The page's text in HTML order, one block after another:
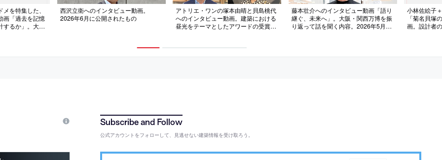
を特集した、
画「過去を記憶
するか」。大
西沢立衛へのインタビュー動画。
2026年6月に公開されたもの
アトリエ・ワンの塚本由晴と貝島桃代
へのインタビュー動画。建築における
昼光をテーマとしたアワードの受賞記
藤本壮介へのインタビュー動画「語り
継ぐ、未来へ」。大阪・関西万博を振
り返って話を聞く内容。2026年5月に
小林佐絵子
「菊名貝塚
画。設計者
公式アカウントをフォローして、見逃せない建築情報を受け取ろう。